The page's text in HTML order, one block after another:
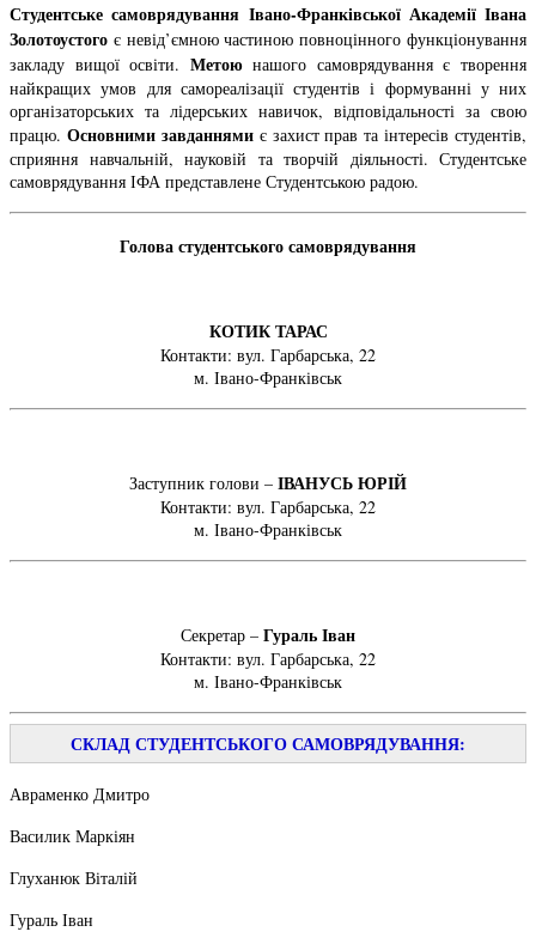
Студентське самоврядування Івано-Франківської Академії Івана
Золотоустого є невід’ємною частиною повноцінного функціонування
закладу вищої освіти. Метоюнашого самоврядування є творення
найкращих умов для самореалізації студентів і формуванні у них
організаторських та лідерських навичок, відповідальності за свою
працю. Основними завданнямиє захист прав та інтересів студентів,
сприяння навчальній, науковій та творчій діяльності. Студентське
самоврядування ІФА представлене Студентською радою.
Голова студентського самоврядування
КОТИК ТАРАС
Контакти: вул. Гарбарська, 22
м. Івано-Франківськ
Заступник голови – ІВАНУСЬ ЮРІЙ
Контакти: вул. Гарбарська, 22
м. Івано-Франківськ
Секретар – Гураль Іван
Контакти: вул. Гарбарська, 22
м. Івано-Франківськ
СКЛАД СТУДЕНТСЬКОГО САМОВРЯДУВАННЯ:
Авраменко Дмитро
Василик Маркіян
Глуханюк Віталій
Гураль Іван